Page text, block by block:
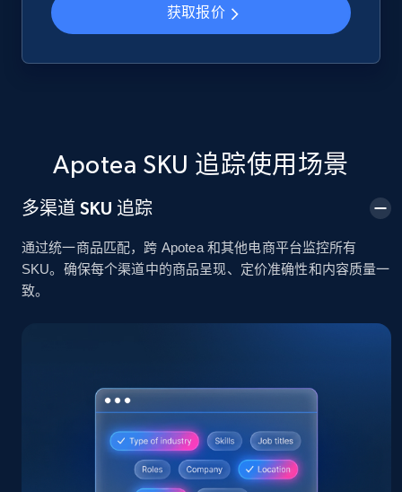
2.4K+ 200+ 立即开始
Google Shopping - collects products from
web using keywords
Rating, Reviews count, Images, Variations, and
2.4K+ 200+ 立即开始
Home Depot US
获取报价
Apotea SKU 追踪使用场景
多渠道 SKU 追踪
通过统一商品匹配，跨 Apotea 和其他电商平台监控所有
SKU。确保每个渠道中的商品呈现、定价准确性和内容质量一
致。